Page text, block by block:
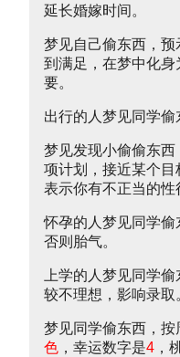
延长婚嫁时间。
梦见自己偷东西，
到满足，在梦中化
要。
出行的人梦见同学偷
梦见发现小偷偷东
项计划，接近某个
表示你有不正当的性
怀孕的人梦见同学偷
否则胎气。
上学的人梦见同学
较不理想，影响录取
梦见同学偷东西，
色 ，幸运数字是4 ，